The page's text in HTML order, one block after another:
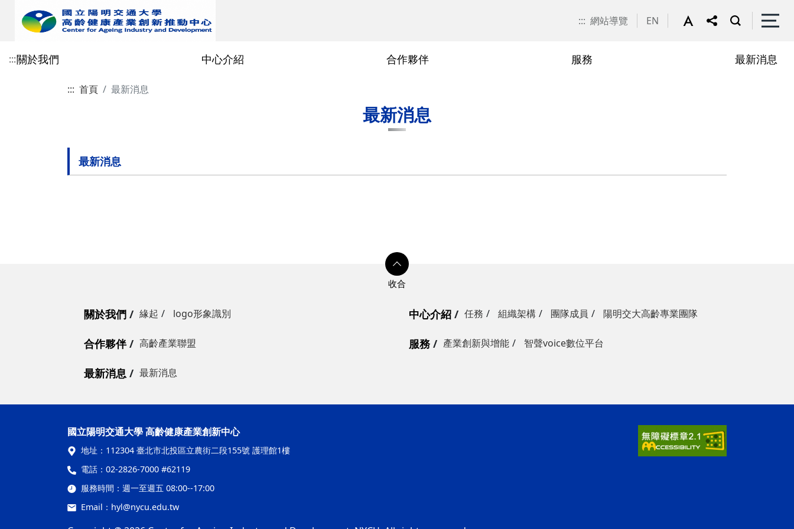
::: 網站導覽 EN
:::關於我們 中心介紹 合作夥伴 服務 最新消息
::: 首頁 最新消息
最新消息
最新消息
關於我們 緣起 logo形象識別 中心介紹 任務 組織架構 團隊成員 陽明交大高齡專業團隊
合作夥伴 高齡產業聯盟 服務 產業創新與增能 智聲voice數位平台
最新消息 最新消息
國立陽明交通大學 高齡健康產業創新中心
地址： 112304 臺北市北投區立農街二段155號 護理館1樓
電話： 02-2826-7000 #62119
服務時間： 週一至週五 08:00--17:00
Email： hyl@nycu.edu.tw